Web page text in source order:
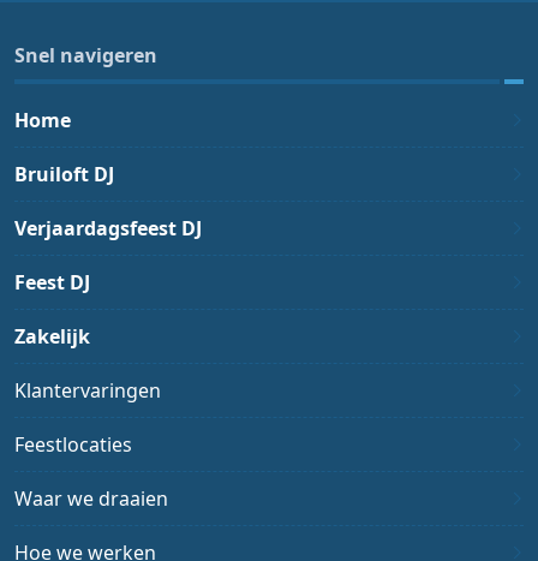
Snel navigeren
Home
Bruiloft DJ
Verjaardagsfeest DJ
Feest DJ
Zakelijk
Klantervaringen
Feestlocaties
Waar we draaien
Hoe we werken